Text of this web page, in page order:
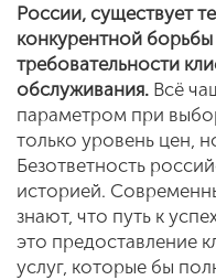
России, существует
конкурентной
требовательности
обслуживания. Всё
параметром при
только уровень цен,
Безответность
историей.
знают, что путь к
это предоставление
услуг, которые бы